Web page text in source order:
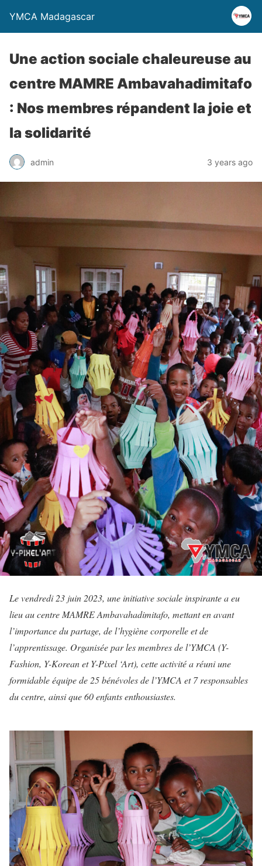
YMCA Madagascar
Une action sociale chaleureuse au
centre MAMRE Ambavahadimitafo
: Nos membres répandent la joie et
la solidarité
admin 3 years ago
Le vendredi 23 juin 2023, une initiative sociale inspirante a eu
lieu au centre MAMRE Ambavahadimitafo, mettant en avant
l’importance du partage, de l’hygiène corporelle et de
l’apprentissage. Organisée par les membres de l’YMCA (Y-
Fashion, Y-Korean et Y-Pixel ‘Art), cette activité a réuni une
formidable équipe de 25 bénévoles de l’YMCA et 7 responsables
du centre, ainsi que 60 enfants enthousiastes.